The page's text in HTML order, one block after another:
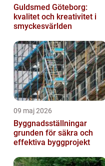
Guldsmed Göteborg:
kvalitet och kreativitet i
smyckesvärlden
09 maj 2026
Byggnadsställningar
grunden för säkra och
effektiva byggprojekt